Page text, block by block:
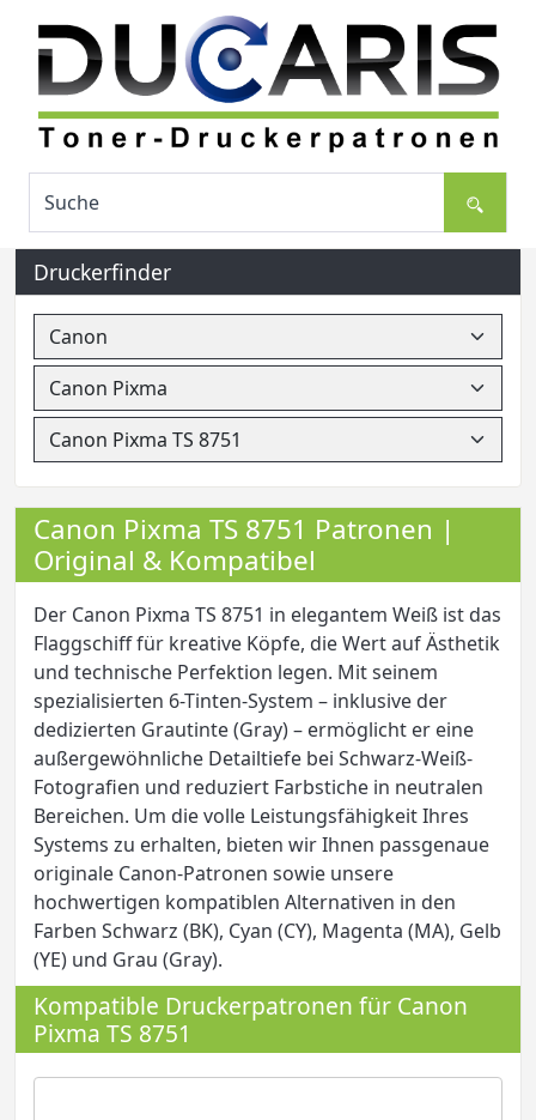
Druckerfinder
Canon Pixma TS 8751 Patronen |
Original & Kompatibel
Der Canon Pixma TS 8751 in elegantem Weiß ist das
Flaggschiff für kreative Köpfe, die Wert auf Ästhetik
und technische Perfektion legen. Mit seinem
spezialisierten 6-Tinten-System – inklusive der
dedizierten Grautinte (Gray) – ermöglicht er eine
außergewöhnliche Detailtiefe bei Schwarz-Weiß-
Fotografien und reduziert Farbstiche in neutralen
Bereichen. Um die volle Leistungsfähigkeit Ihres
Systems zu erhalten, bieten wir Ihnen passgenaue
originale Canon-Patronen sowie unsere
hochwertigen kompatiblen Alternativen in den
Farben Schwarz (BK), Cyan (CY), Magenta (MA), Gelb
(YE) und Grau (Gray).
Kompatible Druckerpatronen für Canon
Pixma TS 8751